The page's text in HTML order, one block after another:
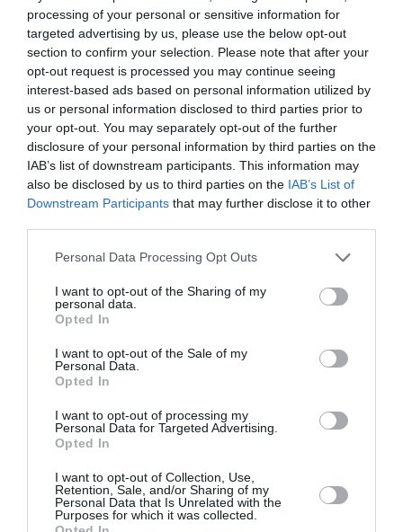
processing of your personal or sensitive information for
targeted advertising by us, please use the below opt-out
section to confirm your selection. Please note that after your
opt-out request is processed you may continue seeing
interest-based ads based on personal information utilized by
us or personal information disclosed to third parties prior to
your opt-out. You may separately opt-out of the further
disclosure of your personal information by third parties on the
IAB’s list of downstream participants. This information may
also be disclosed by us to third parties on the IAB’s List of
Downstream Participants that may further disclose it to other
Please note that this website/app uses one or more Google
not limited to your visit or usage behaviour. You may click to
grant or deny consent to Google and its third-party tags to
use your data for below specified purposes in below Google
consent section.
Personal Data Processing Opt Outs
I want to opt-out of the Sharing of my
personal data.
Opted In
I want to opt-out of the Sale of my
Personal Data.
Opted In
I want to opt-out of processing my
Personal Data for Targeted Advertising.
Opted In
I want to opt-out of Collection, Use,
Retention, Sale, and/or Sharing of my
Personal Data that Is Unrelated with the
Purposes for which it was collected.
O Άγιος Κήρυκος Ικαρίας
λιμάνια της Ικαρίας. Είναι έδρα ομώνυμης δημοτικής
κοινότητας και δημοτικής ενότητας και του δήμου
28 Ιουλίου 2026